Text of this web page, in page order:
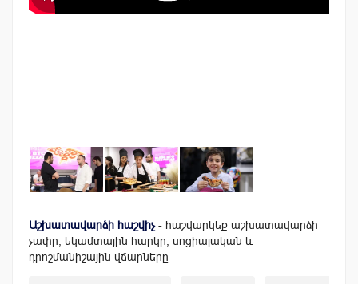
Աշխատավարձի հաշվիչ - հաշվարկեք աշխատավարձի
չափը, եկամտային հարկը, սոցիալական և
դրոշմանիշային վճարները